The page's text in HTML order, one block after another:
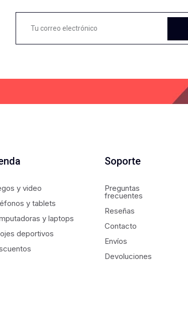
y video
y tablets
y laptops
deportivos
Soporte
Preguntas
frecuentes
Reseñas
Contacto
Envíos
Devoluciones